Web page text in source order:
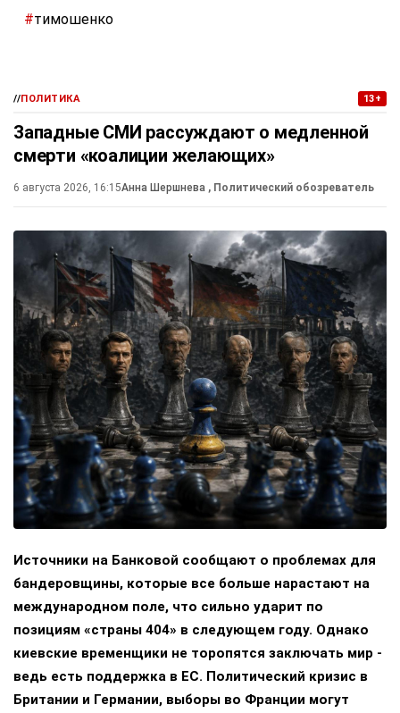
#тимошенко
//ПОЛИТИКА 13+
Западные СМИ рассуждают о медленной
смерти «коалиции желающих»
6 августа 2026, 16:15Анна Шершнева , Политический обозреватель
Источники на Банковой сообщают о проблемах для
бандеровщины, которые все больше нарастают на
международном поле, что сильно ударит по
позициям «страны 404» в следующем году. Однако
киевские временщики не торопятся заключать мир -
ведь есть поддержка в ЕС. Политический кризис в
Британии и Германии, выборы во Франции могут